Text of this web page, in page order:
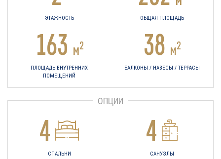
ЭТАЖНОСТЬ ОБЩАЯ ПЛОЩАДЬ
163 м2
ПЛОЩАДЬ ВНУТРЕННИХ
ПОМЕЩЕНИЙ
38 м2
БАЛКОНЫ / НАВЕСЫ / ТЕРРАСЫ
ОПЦИИ
4
СПАЛЬНИ
4
САНУЗЛЫ